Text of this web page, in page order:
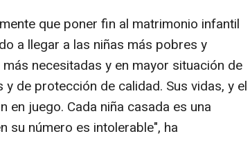
que poner fin al matrimonio infantil
a llegar a las niñas más pobres y
necesitadas y en mayor situación de
de protección de calidad. Sus vidas, y el
juego. Cada niña casada es una
su número es intolerable", ha